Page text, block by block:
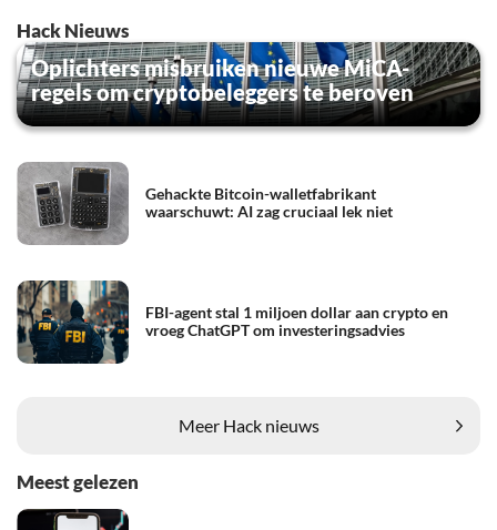
Hack Nieuws
Oplichters misbruiken nieuwe MiCA-
regels om cryptobeleggers te beroven
Gehackte Bitcoin-walletfabrikant
waarschuwt: AI zag cruciaal lek niet
FBI-agent stal 1 miljoen dollar aan crypto en
vroeg ChatGPT om investeringsadvies
Meer Hack nieuws
Meest gelezen